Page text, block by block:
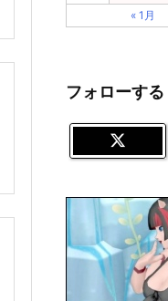
« 1月
フォローする